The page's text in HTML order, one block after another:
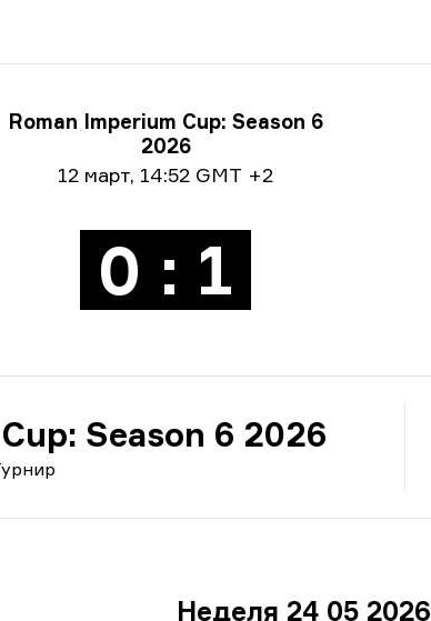
за турнира
Roman Imperium Cup: Season 6
2026
за дата
12 март, 14:52 GMT +2
0 : 1
Season 6 2026
Неделя 24 05 2026